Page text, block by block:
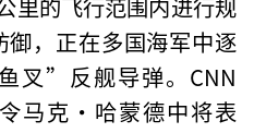
，正在多国海军中逐
叉”反舰导弹。CNN
马克·哈蒙德中将表